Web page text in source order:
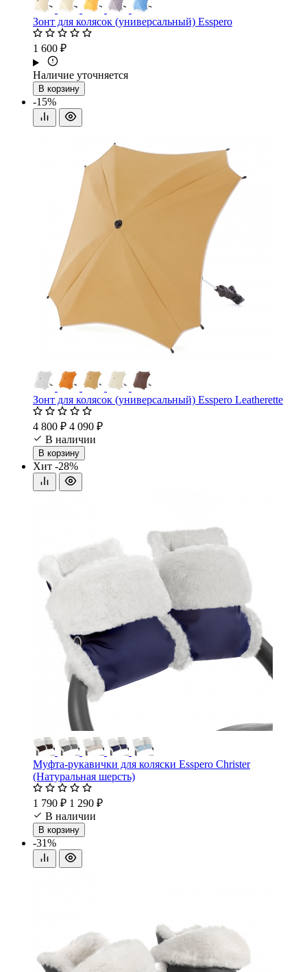
Зонт для колясок (универсальный) Esspero
1 600 ₽
Наличие уточняется
В корзину
-15%
Зонт для колясок (универсальный) Esspero Leatherette
4 800 ₽ 4 090 ₽
В наличии
В корзину
Хит -28%
Муфта-рукавички для коляски Esspero Christer
(Натуральная шерсть)
1 790 ₽ 1 290 ₽
В наличии
В корзину
-31%